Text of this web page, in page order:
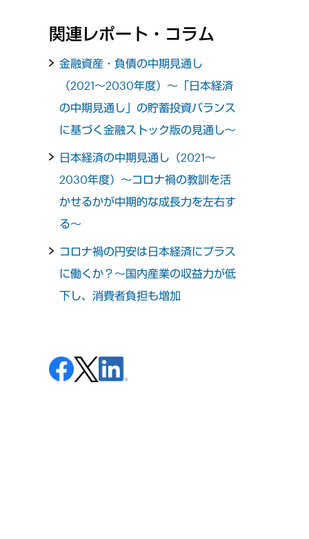
関連レポート・コラム
金融資産・負債の中期見通し
（2021～2030年度）～「日本経済
の中期見通し」の貯蓄投資バランス
に基づく金融ストック版の見通し～
日本経済の中期見通し（2021～
2030年度）～コロナ禍の教訓を活
かせるかが中期的な成長力を左右す
る～
コロナ禍の円安は日本経済にプラス
に働くか？～国内産業の収益力が低
下し、消費者負担も増加